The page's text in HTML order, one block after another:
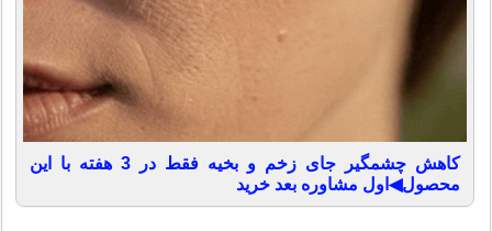
کاهش چشمگیر جای زخم و بخیه فقط در 3 هفته با این
محصول◀اول مشاوره بعد خرید